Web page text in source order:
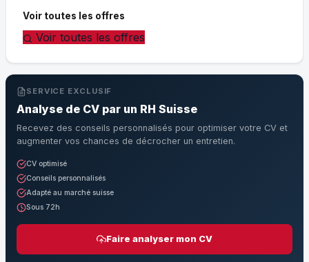
Voir toutes les offres
Voir toutes les offres
SERVICE EXCLUSIF
Analyse de CV par un RH Suisse
Recevez des conseils personnalisés pour optimiser votre CV et
augmenter vos chances de décrocher un entretien.
CV optimisé
Conseils personnalisés
Adapté au marché suisse
Sous 72h
Faire analyser mon CV